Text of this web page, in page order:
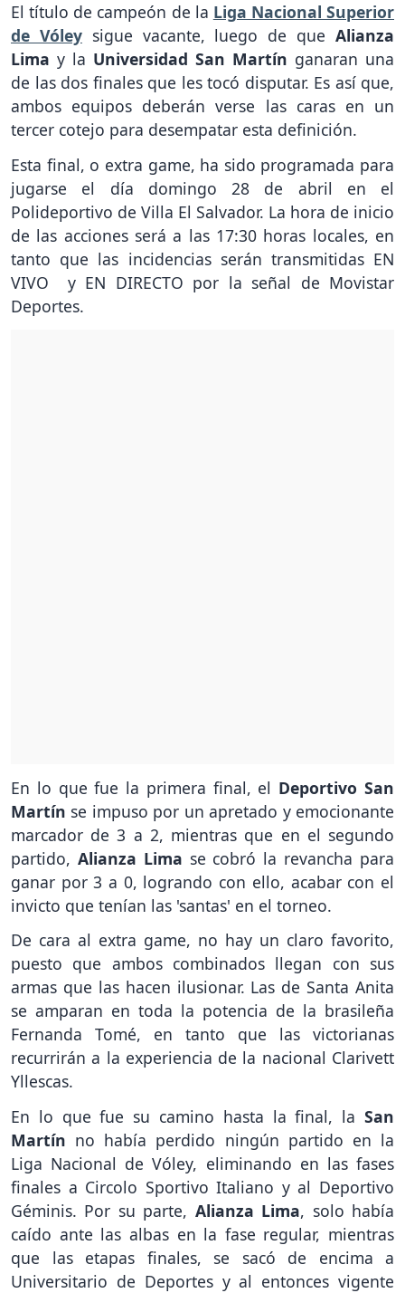
El título de campeón de la Liga Nacional Superior
de Vóleysigue vacante, luego de que Alianza
Lima y la Universidad San Martín ganaran una
de las dos finales que les tocó disputar. Es así que,
ambos equipos deberán verse las caras en un
tercer cotejo para desempatar esta definición.
Esta final, o extra game, ha sido programada para
jugarse el día domingo 28 de abril en el
Polideportivo de Villa El Salvador. La hora de inicio
de las acciones será a las 17:30 horas locales, en
tanto que las incidencias serán transmitidas EN
VIVO y EN DIRECTO por la señal de Movistar
Deportes.
En lo que fue la primera final, el Deportivo San
Martín se impuso por un apretado y emocionante
marcador de 3 a 2, mientras que en el segundo
partido, Alianza Lima se cobró la revancha para
ganar por 3 a 0, logrando con ello, acabar con el
invicto que tenían las 'santas' en el torneo.
De cara al extra game, no hay un claro favorito,
puesto que ambos combinados llegan con sus
armas que las hacen ilusionar. Las de Santa Anita
se amparan en toda la potencia de la brasileña
Fernanda Tomé, en tanto que las victorianas
recurrirán a la experiencia de la nacional Clarivett
Yllescas.
En lo que fue su camino hasta la final, la San
Martín no había perdido ningún partido en la
Liga Nacional de Vóley, eliminando en las fases
finales a Circolo Sportivo Italiano y al Deportivo
Géminis. Por su parte, Alianza Lima, solo había
caído ante las albas en la fase regular, mientras
que las etapas finales, se sacó de encima a
Universitario de Deportes y al entonces vigente